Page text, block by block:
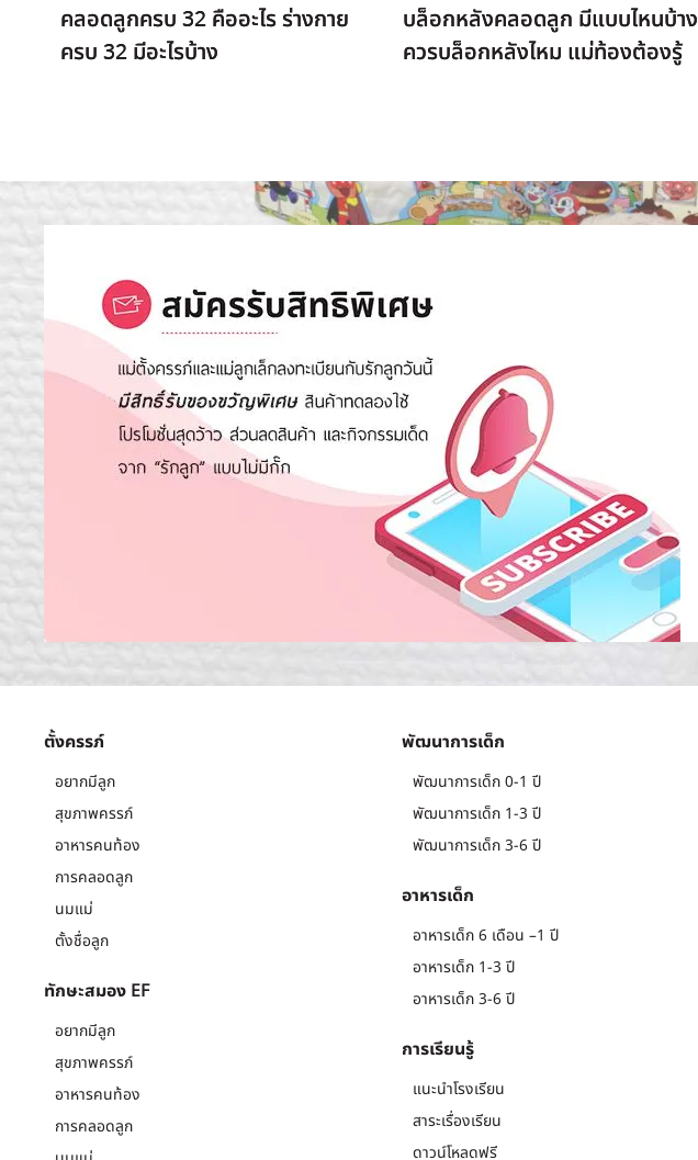
คลอดลูกครบ 32 คืออะไร ร่างกาย
ครบ 32 มีอะไรบ้าง
บล็อกหลังคลอดลูก มีแบบไหนบ้าง
ควรบล็อกหลังไหม แม่ท้องต้องรู้
ตั้งครรภ์
อยากมีลูก
สุขภาพครรภ์
อาหารคนท้อง
การคลอดลูก
นมแม่
ตั้งชื่อลูก
ทักษะสมอง EF
อยากมีลูก
สุขภาพครรภ์
อาหารคนท้อง
การคลอดลูก
พัฒนาการเด็ก
พัฒนาการเด็ก 0-1 ปี
พัฒนาการเด็ก 1-3 ปี
พัฒนาการเด็ก 3-6 ปี
อาหารเด็ก
อาหารเด็ก 6 เดือน –1 ปี
อาหารเด็ก 1-3 ปี
อาหารเด็ก 3-6 ปี
การเรียนรู้
แนะนำโรงเรียน
สาระเรื่องเรียน
ดาวน์โหลดฟรี